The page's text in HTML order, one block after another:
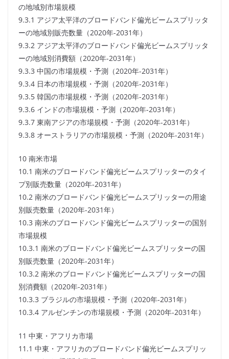
の地域別市場規模
9.3.1 アジア太平洋のブロードバンド偏光ビームスプリッタ
ーの地域別販売数量（2020年-2031年）
9.3.2 アジア太平洋のブロードバンド偏光ビームスプリッタ
ーの地域別消費額（2020年-2031年）
9.3.3 中国の市場規模・予測（2020年-2031年）
9.3.4 日本の市場規模・予測（2020年-2031年）
9.3.5 韓国の市場規模・予測（2020年-2031年）
9.3.6 インドの市場規模・予測（2020年-2031年）
9.3.7 東南アジアの市場規模・予測（2020年-2031年）
9.3.8 オーストラリアの市場規模・予測（2020年-2031年）
10 南米市場
10.1 南米のブロードバンド偏光ビームスプリッターのタイ
プ別販売数量（2020年-2031年）
10.2 南米のブロードバンド偏光ビームスプリッターの用途
別販売数量（2020年-2031年）
10.3 南米のブロードバンド偏光ビームスプリッターの国別
市場規模
10.3.1 南米のブロードバンド偏光ビームスプリッターの国
別販売数量（2020年-2031年）
10.3.2 南米のブロードバンド偏光ビームスプリッターの国
別消費額（2020年-2031年）
10.3.3 ブラジルの市場規模・予測（2020年-2031年）
10.3.4 アルゼンチンの市場規模・予測（2020年-2031年）
11 中東・アフリカ市場
11.1 中東・アフリカのブロードバンド偏光ビームスプリッ